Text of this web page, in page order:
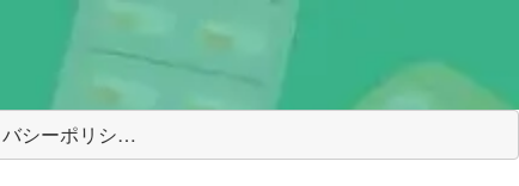
＜プライバシーポリシー＞